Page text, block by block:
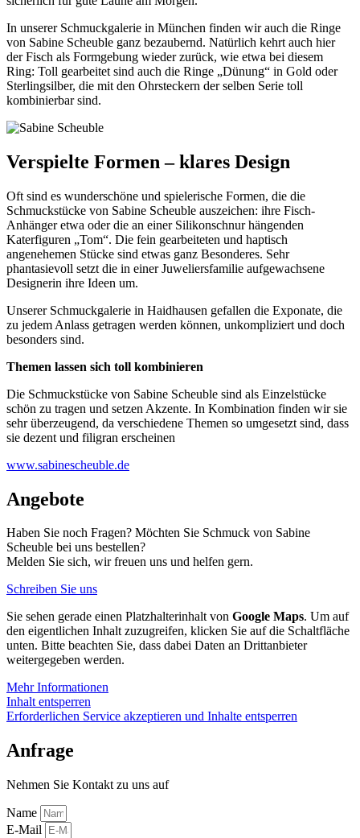
In unserer Schmuckgalerie in München finden wir auch die Ringe
von Sabine Scheuble ganz bezaubernd. Natürlich kehrt auch hier
der Fisch als Formgebung wieder zurück, wie etwa bei diesem
Ring: Toll gearbeitet sind auch die Ringe „Dünung“ in Gold oder
Sterlingsilber, die mit den Ohrsteckern der selben Serie toll
kombinierbar sind.
Verspielte Formen – klares Design
Oft sind es wunderschöne und spielerische Formen, die die
Schmuckstücke von Sabine Scheuble auszeichen: ihre Fisch-
Anhänger etwa oder die an einer Silikonschnur hängenden
Katerfiguren „Tom“. Die fein gearbeiteten und haptisch
angenehemen Stücke sind etwas ganz Besonderes. Sehr
phantasievoll setzt die in einer Juweliersfamilie aufgewachsene
Designerin ihre Ideen um.
Unserer Schmuckgalerie in Haidhausen gefallen die Exponate, die
zu jedem Anlass getragen werden können, unkompliziert und doch
besonders sind.
Themen lassen sich toll kombinieren
Die Schmuckstücke von Sabine Scheuble sind als Einzelstücke
schön zu tragen und setzen Akzente. In Kombination finden wir sie
sehr überzeugend, da verschiedene Themen so umgesetzt sind, dass
sie dezent und filigran erscheinen
www.sabinescheuble.de
Angebote
Haben Sie noch Fragen? Möchten Sie Schmuck von Sabine
Scheuble bei uns bestellen?
Melden Sie sich, wir freuen uns und helfen gern.
Schreiben Sie uns
Sie sehen gerade einen Platzhalterinhalt von Google Maps. Um auf
den eigentlichen Inhalt zuzugreifen, klicken Sie auf die Schaltfläche
unten. Bitte beachten Sie, dass dabei Daten an Drittanbieter
weitergegeben werden.
Mehr Informationen
Inhalt entsperren
Erforderlichen Service akzeptieren und Inhalte entsperren
Anfrage
Nehmen Sie Kontakt zu uns auf
Name
E-Mail